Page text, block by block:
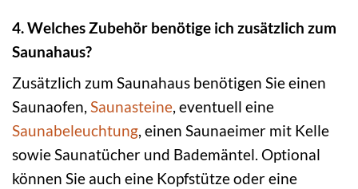
4. Welches Zubehör benötige ich zusätzlich zum
Saunahaus?
Zusätzlich zum Saunahaus benötigen Sie einen
Saunaofen, Saunasteine, eventuell eine
Saunabeleuchtung, einen Saunaeimer mit Kelle
sowie Saunatücher und Bademäntel. Optional
können Sie auch eine Kopfstütze oder eine